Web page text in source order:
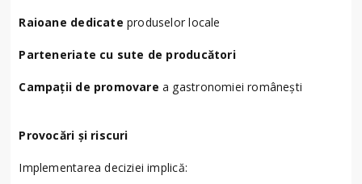
Raioane dedicate produselor locale
Parteneriate cu sute de producători
Campații de promovare a gastronomiei românești
Provocări și riscuri
Implementarea deciziei implică: